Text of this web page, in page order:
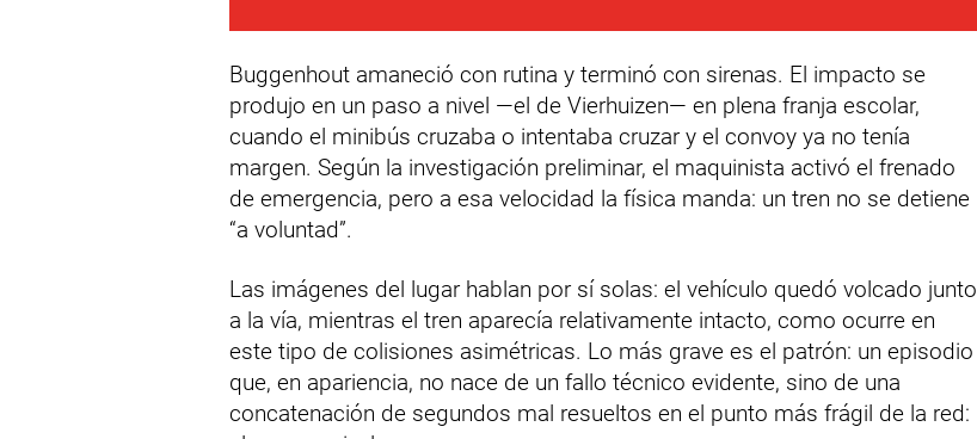
Buggenhout amaneció con rutina y terminó con sirenas. El impacto se
produjo en un paso a nivel —el de Vierhuizen— en plena franja escolar,
cuando el minibús cruzaba o intentaba cruzar y el convoy ya no tenía
margen. Según la investigación preliminar, el maquinista activó el frenado
de emergencia, pero a esa velocidad la física manda: un tren no se detiene
“a voluntad”.
Las imágenes del lugar hablan por sí solas: el vehículo quedó volcado junto
a la vía, mientras el tren aparecía relativamente intacto, como ocurre en
este tipo de colisiones asimétricas. Lo más grave es el patrón: un episodio
que, en apariencia, no nace de un fallo técnico evidente, sino de una
concatenación de segundos mal resueltos en el punto más frágil de la red: